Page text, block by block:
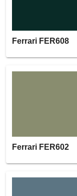
Ferrari FER608
Ferrari FER602